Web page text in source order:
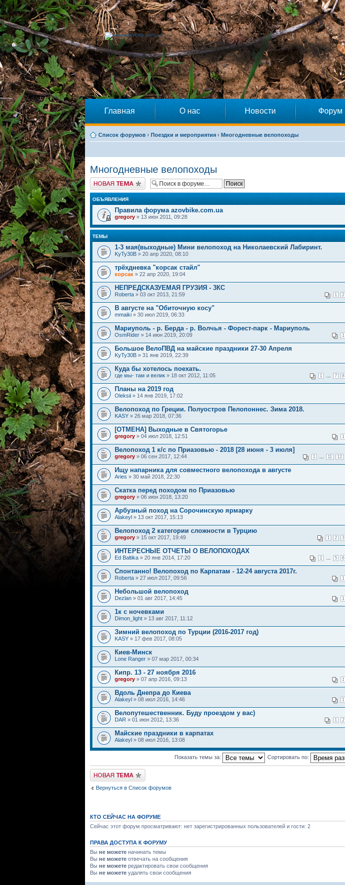
Главная О нас Новости Форум
Список форумов ‹ Поездки и мероприятия ‹ Многодневные велопоходы
Многодневные велопоходы
Начать новую тему
ОБЪЯВЛЕНИЯ
Правила форума azovbike.com.ua
gregory » 13 июн 2011, 09:28
ТЕМЫ
1-3 мая(выходные) Мини велопоход на Николаевский Лабиринт.
KyTy30B » 20 апр 2020, 08:10
трёхдневка "корсак стайл"
корсак » 22 апр 2020, 19:04
НЕПРЕДСКАЗУЕМАЯ ГРУЗИЯ - 3КС
1 2
Roberta » 03 окт 2013, 21:59
В августе на "Обиточную косу"
mmaiki » 30 июл 2019, 06:33
Мариуполь - р. Берда - р. Волчья - Форест-парк - Мариуполь
1
OsmRider » 14 июн 2019, 20:09
Большое ВелоПВД на майские праздники 27-30 Апреля
KyTy30B » 31 янв 2019, 22:39
Куда бы хотелось поехать.
1 7 8
где мы- там и велик » 18 окт 2012, 11:05
Планы на 2019 год
Oleksii » 14 янв 2019, 17:02
Велопоход по Греции. Полуостров Пелопоннес. Зима 2018.
KASY » 26 мар 2018, 07:36
[ОТМЕНА] Выходные в Святогорье
1
gregory » 04 июл 2018, 12:51
Велопоход 1 к/с по Приазовью - 2018 [28 июня - 3 июля]
1 11 12
gregory » 06 сен 2017, 12:44
Ищу напарника для совместного велопохода в августе
Aries » 30 май 2018, 22:30
Скатка перед походом по Приазовью
gregory » 06 июн 2018, 13:20
Арбузный поход на Сорочинскую ярмарку
Alakeyl » 13 окт 2017, 15:13
Велопоход 2 категории сложности в Турцию
1 2 3
gregory » 15 окт 2017, 19:49
ИНТЕРЕСНЫЕ ОТЧЕТЫ О ВЕЛОПОХОДАХ
1 5 6
Ed Baltika » 20 янв 2014, 17:20
Спонтанно! Велопоход по Карпатам - 12-24 августа 2017г.
1
Roberta » 27 июл 2017, 09:56
Небольшой велопоход
1
Dezlan » 01 авг 2017, 14:45
1к с ночевками
Dimon_light » 13 авг 2017, 11:12
Зимний велопоход по Турции (2016-2017 год)
KASY » 17 фев 2017, 08:05
Киев-Минск
Lone Ranger » 07 мар 2017, 00:34
Кипр. 13 - 27 ноября 2016
1
gregory » 07 апр 2016, 09:13
Вдоль Днепра до Киева
1
Alakeyl » 08 июл 2016, 14:46
Велопутешественник. Буду проездом у вас)
1 2
DAR » 01 июн 2012, 13:36
Майские праздники в карпатах
Alakeyl » 08 июл 2016, 13:08
Показать темы за: Сортировать по:
Начать новую тему
Вернуться в Список форумов
КТО СЕЙЧАС НА ФОРУМЕ
Сейчас этот форум просматривают: нет зарегистрированных пользователей и гости: 2
ПРАВА ДОСТУПА К ФОРУМУ
Вы не можете начинать темы
Вы не можете отвечать на сообщения
Вы не можете редактировать свои сообщения
Вы не можете удалять свои сообщения